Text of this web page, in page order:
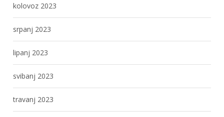
kolovoz 2023
srpanj 2023
lipanj 2023
svibanj 2023
travanj 2023